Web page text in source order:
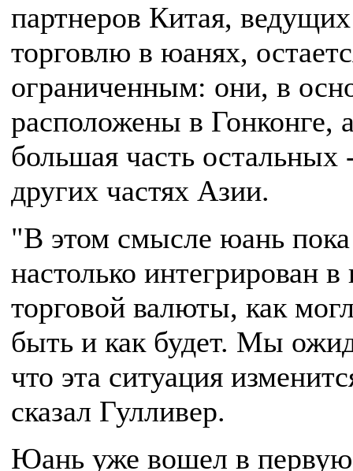
партнеров Китая, ведущих
торговлю в юанях,
ограниченным: они, в
расположены в Гонконге,
большая часть остальных
других частях Азии.
"В этом смысле юань
настолько интегрирован в
торговой валюты, как
быть и как будет. Мы
что эта ситуация
сказал Гулливер.
Юань уже вошел в первую